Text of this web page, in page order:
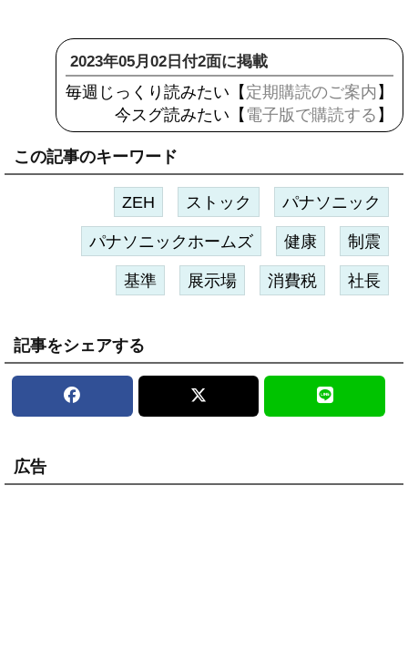
2023年05月02日付2面に掲載
毎週じっくり読みたい【 定期購読のご案内 】
今スグ読みたい【 電子版で購読する 】
この記事のキーワード
ZEH ストック パナソニック
パナソニックホームズ 健康 制震
基準 展示場 消費税 社長
記事をシェアする
広告